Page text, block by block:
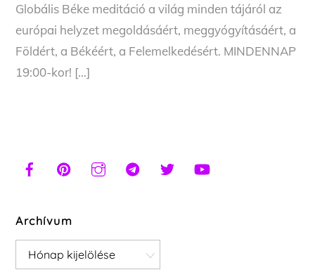
Globális Béke meditáció a világ minden tájáról az
európai helyzet megoldásáért, meggyógyításáért, a
Földért, a Békéért, a Felemelkedésért. MINDENNAP
19:00-kor! […]
Archívum
Archívum